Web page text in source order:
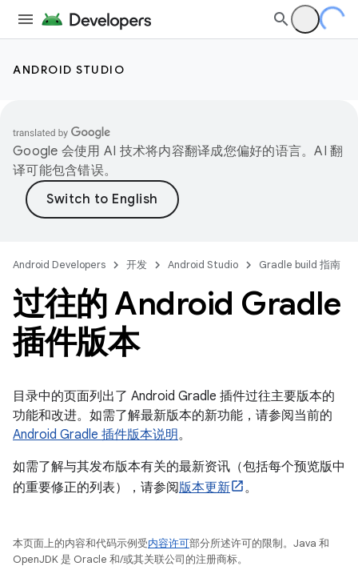
ANDROID STUDIO
Google 会使用 AI 技术将内容翻译成您偏好的语言。AI 翻
译可能包含错误。
Android Developers 开发 Android Studio Gradle build 指南
过往的 Android Gradle
插件版本
目录中的页面列出了 Android Gradle 插件过往主要版本的
功能和改进。如需了解最新版本的新功能，请参阅当前的
Android Gradle 插件版本说明。
如需了解与其发布版本有关的最新资讯（包括每个预览版中
的重要修正的列表），请参阅版本更新 。
本页面上的内容和代码示例受内容许可部分所述许可的限制。Java 和
OpenJDK 是 Oracle 和/或其关联公司的注册商标。